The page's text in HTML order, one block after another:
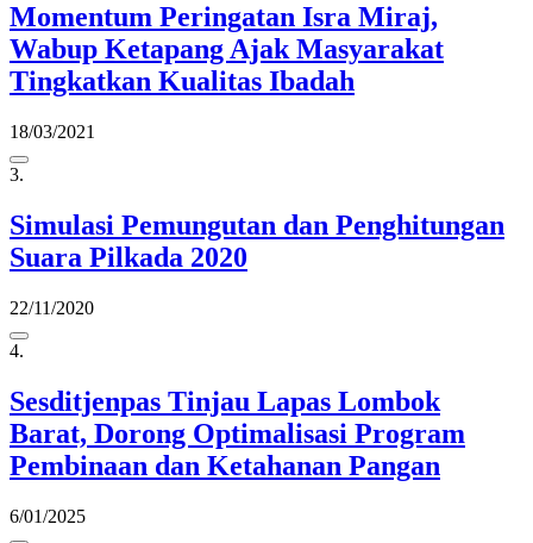
Momentum Peringatan Isra Miraj,
Wabup Ketapang Ajak Masyarakat
Tingkatkan Kualitas Ibadah
18/03/2021
3.
Simulasi Pemungutan dan Penghitungan
Suara Pilkada 2020
22/11/2020
4.
Sesditjenpas Tinjau Lapas Lombok
Barat, Dorong Optimalisasi Program
Pembinaan dan Ketahanan Pangan
6/01/2025